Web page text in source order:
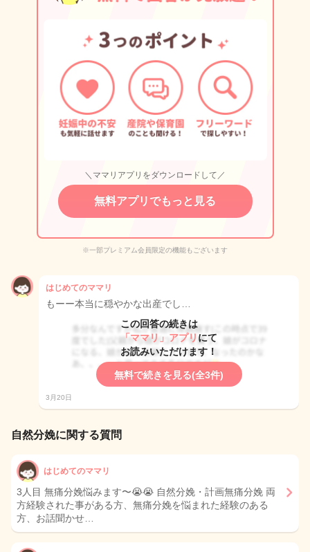
＼ママリアプリをダウンロードして／
無料アプリでもっと見る
※一部プレミアム会員限定の機能もございます
はじめてのママリ
もーー本当に穏やかな出産でし…
この回答の続きは
「ママリ」アプリ にて
お読みいただけます！
無料で続きを見る(全3件)
3月20日
自然分娩に関する質問
はじめてのママリ
3人目 無痛分娩悩みます〜😭😭 自然分娩・計画無痛分娩 両
方経験された事がある方、無痛分娩を悩まれた経験のある
方、お話聞かせ…